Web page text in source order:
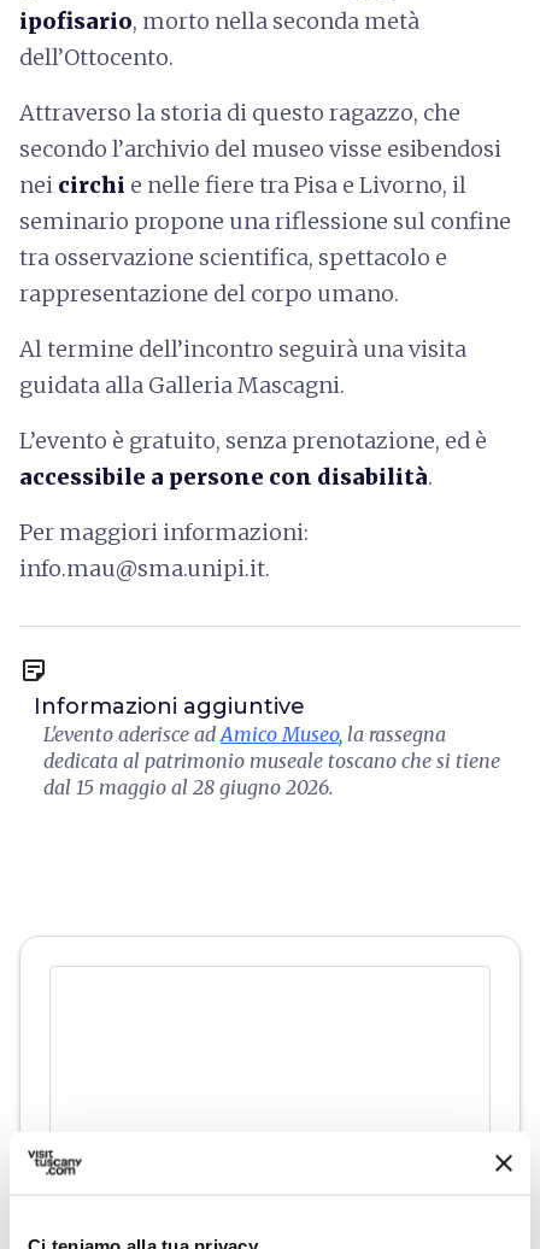
ipofisario, morto nella seconda metà
dell’Ottocento.
Attraverso la storia di questo ragazzo, che
secondo l’archivio del museo visse esibendosi
nei circhi e nelle fiere tra Pisa e Livorno, il
seminario propone una riflessione sul confine
tra osservazione scientifica, spettacolo e
rappresentazione del corpo umano.
Al termine dell’incontro seguirà una visita
guidata alla Galleria Mascagni.
L’evento è gratuito, senza prenotazione, ed è
accessibile a persone con disabilità.
Per maggiori informazioni:
info.mau@sma.unipi.it.
sticky_note_2
Informazioni aggiuntive
L'evento aderisce adAmico Museo, la rassegna
dedicata al patrimonio museale toscano che si tiene
dal 15 maggio al 28 giugno 2026.